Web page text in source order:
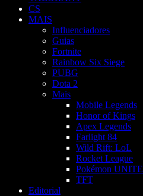
CS
MAIS
Influenciadores
Guias
Fortnite
Rainbow Six Siege
PUBG
Dota 2
Mais
Mobile Legends
Honor of Kings
Apex Legends
Farlight 84
Wild Rift: LoL
Rocket League
Pokémon UNITE
TFT
Editorial